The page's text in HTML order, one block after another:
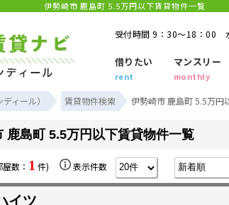
伊勢崎市 鹿島町 5.5万円以下賃貸物件一覧
受付時間 9：30～18：00
借りたい
rent
マンスリー
monthly
ィール） 賃貸物件検索 伊勢崎市 鹿島町 5.5万円
鹿島町 5.5万円以下賃貸物件一覧
数： 1 件) 表示件数
イツ